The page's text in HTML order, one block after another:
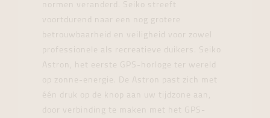
normen veranderd. Seiko streeft
voortdurend naar een nog grotere
betrouwbaarheid en veiligheid voor zowel
professionele als recreatieve duikers. Seiko
Astron, het eerste GPS-horloge ter wereld
op zonne-energie. De Astron past zich met
één druk op de knop aan uw tijdzone aan,
door verbinding te maken met het GPS-